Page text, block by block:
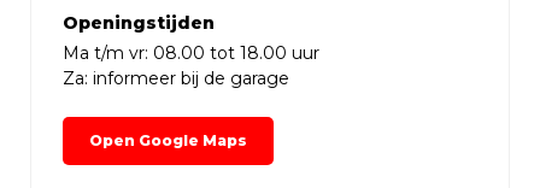
Openingstijden
Ma t/m vr: 08.00 tot 18.00 uur
Za: informeer bij de garage
Open Google Maps